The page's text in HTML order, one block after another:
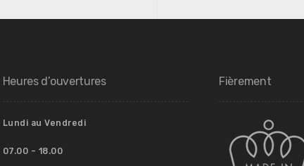
Heures d’ouvertures
Lundi au Vendredi
07.00 – 18.00
Fièrement